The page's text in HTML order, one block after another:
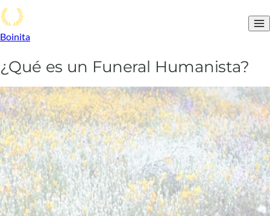
Boinita
¿Qué es un Funeral Humanista?